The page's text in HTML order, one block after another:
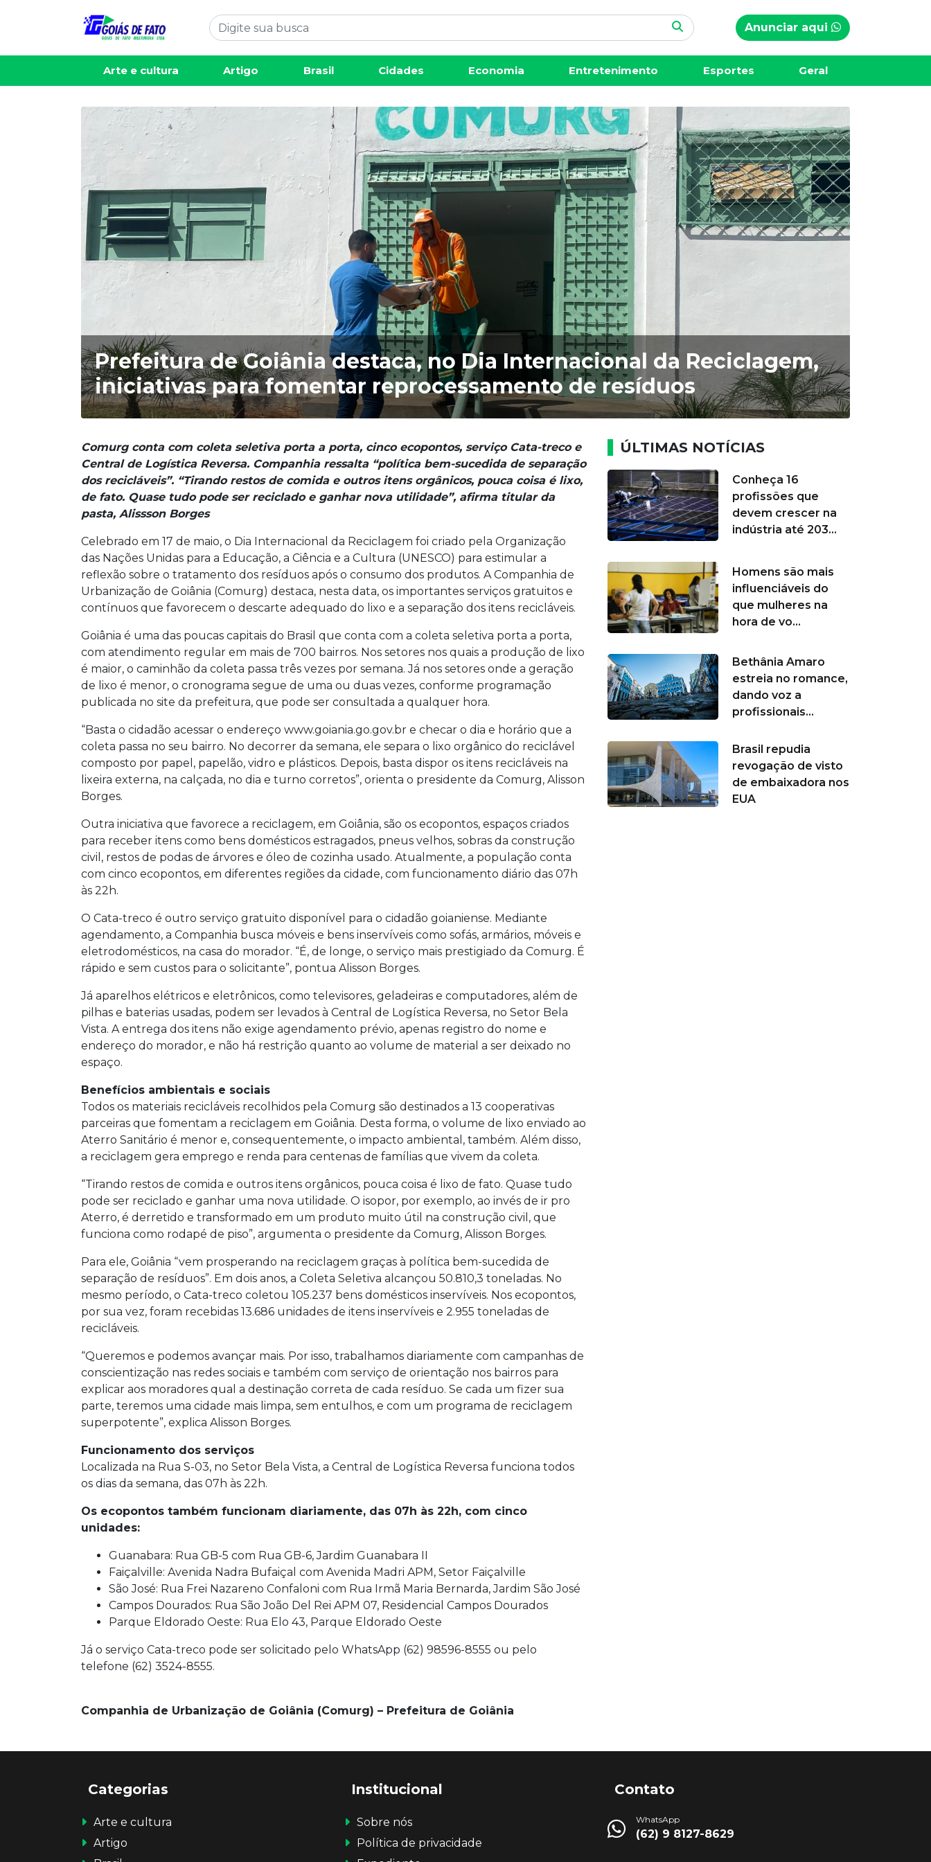
Anunciar aqui
Arte e cultura Artigo Brasil Cidades Economia Entretenimento Esportes Geral
Prefeitura de Goiânia destaca, no Dia Internacional da Reciclagem,
iniciativas para fomentar reprocessamento de resíduos
Comurg conta com coleta seletiva porta a porta, cinco ecopontos, serviço Cata-treco e
Central de Logística Reversa. Companhia ressalta “política bem-sucedida de separação
dos recicláveis”. “Tirando restos de comida e outros itens orgânicos, pouca coisa é lixo,
de fato. Quase tudo pode ser reciclado e ganhar nova utilidade”, afirma titular da
pasta, Alissson Borges
Celebrado em 17 de maio, o Dia Internacional da Reciclagem foi criado pela Organização
das Nações Unidas para a Educação, a Ciência e a Cultura (UNESCO) para estimular a
reflexão sobre o tratamento dos resíduos após o consumo dos produtos. A Companhia de
Urbanização de Goiânia (Comurg) destaca, nesta data, os importantes serviços gratuitos e
contínuos que favorecem o descarte adequado do lixo e a separação dos itens recicláveis.
Goiânia é uma das poucas capitais do Brasil que conta com a coleta seletiva porta a porta,
com atendimento regular em mais de 700 bairros. Nos setores nos quais a produção de lixo
é maior, o caminhão da coleta passa três vezes por semana. Já nos setores onde a geração
de lixo é menor, o cronograma segue de uma ou duas vezes, conforme programação
publicada no site da prefeitura, que pode ser consultada a qualquer hora.
“Basta o cidadão acessar o endereço www.goiania.go.gov.br e checar o dia e horário que a
coleta passa no seu bairro. No decorrer da semana, ele separa o lixo orgânico do reciclável
composto por papel, papelão, vidro e plásticos. Depois, basta dispor os itens recicláveis na
lixeira externa, na calçada, no dia e turno corretos”, orienta o presidente da Comurg, Alisson
Borges.
Outra iniciativa que favorece a reciclagem, em Goiânia, são os ecopontos, espaços criados
para receber itens como bens domésticos estragados, pneus velhos, sobras da construção
civil, restos de podas de árvores e óleo de cozinha usado. Atualmente, a população conta
com cinco ecopontos, em diferentes regiões da cidade, com funcionamento diário das 07h
às 22h.
O Cata-treco é outro serviço gratuito disponível para o cidadão goianiense. Mediante
agendamento, a Companhia busca móveis e bens inservíveis como sofás, armários, móveis e
eletrodomésticos, na casa do morador. “É, de longe, o serviço mais prestigiado da Comurg. É
rápido e sem custos para o solicitante”, pontua Alisson Borges.
Já aparelhos elétricos e eletrônicos, como televisores, geladeiras e computadores, além de
pilhas e baterias usadas, podem ser levados à Central de Logística Reversa, no Setor Bela
Vista. A entrega dos itens não exige agendamento prévio, apenas registro do nome e
endereço do morador, e não há restrição quanto ao volume de material a ser deixado no
espaço.
Benefícios ambientais e sociais
Todos os materiais recicláveis recolhidos pela Comurg são destinados a 13 cooperativas
parceiras que fomentam a reciclagem em Goiânia. Desta forma, o volume de lixo enviado ao
Aterro Sanitário é menor e, consequentemente, o impacto ambiental, também. Além disso,
a reciclagem gera emprego e renda para centenas de famílias que vivem da coleta.
“Tirando restos de comida e outros itens orgânicos, pouca coisa é lixo de fato. Quase tudo
pode ser reciclado e ganhar uma nova utilidade. O isopor, por exemplo, ao invés de ir pro
Aterro, é derretido e transformado em um produto muito útil na construção civil, que
funciona como rodapé de piso”, argumenta o presidente da Comurg, Alisson Borges.
Para ele, Goiânia “vem prosperando na reciclagem graças à política bem-sucedida de
separação de resíduos”. Em dois anos, a Coleta Seletiva alcançou 50.810,3 toneladas. No
mesmo período, o Cata-treco coletou 105.237 bens domésticos inservíveis. Nos ecopontos,
por sua vez, foram recebidas 13.686 unidades de itens inservíveis e 2.955 toneladas de
recicláveis.
“Queremos e podemos avançar mais. Por isso, trabalhamos diariamente com campanhas de
conscientização nas redes sociais e também com serviço de orientação nos bairros para
explicar aos moradores qual a destinação correta de cada resíduo. Se cada um fizer sua
parte, teremos uma cidade mais limpa, sem entulhos, e com um programa de reciclagem
superpotente”, explica Alisson Borges.
Funcionamento dos serviços
Localizada na Rua S-03, no Setor Bela Vista, a Central de Logística Reversa funciona todos
os dias da semana, das 07h às 22h.
Os ecopontos também funcionam diariamente, das 07h às 22h, com cinco
unidades:
Guanabara: Rua GB-5 com Rua GB-6, Jardim Guanabara II
Faiçalville: Avenida Nadra Bufaiçal com Avenida Madri APM, Setor Faiçalville
São José: Rua Frei Nazareno Confaloni com Rua Irmã Maria Bernarda, Jardim São José
Campos Dourados: Rua São João Del Rei APM 07, Residencial Campos Dourados
Parque Eldorado Oeste: Rua Elo 43, Parque Eldorado Oeste
Já o serviço Cata-treco pode ser solicitado pelo WhatsApp (62) 98596-8555 ou pelo
telefone (62) 3524-8555.
Companhia de Urbanização de Goiânia (Comurg) – Prefeitura de Goiânia
ÚLTIMAS NOTÍCIAS
Conheça 16
profissões que
devem crescer na
indústria até 203...
Homens são mais
influenciáveis do
que mulheres na
hora de vo...
Bethânia Amaro
estreia no romance,
dando voz a
profissionais...
Brasil repudia
revogação de visto
de embaixadora nos
EUA
Categorias
Arte e cultura
Artigo
Institucional
Sobre nós
Política de privacidade
Contato
WhatsApp
(62) 9 8127-8629